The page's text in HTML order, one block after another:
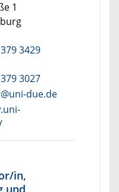
1
3429
3027
due.de
in,
und